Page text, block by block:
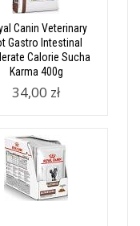
Canin Veterinary
Gastro Intestinal
Calorie Sucha
Karma 400g
34,00 zł